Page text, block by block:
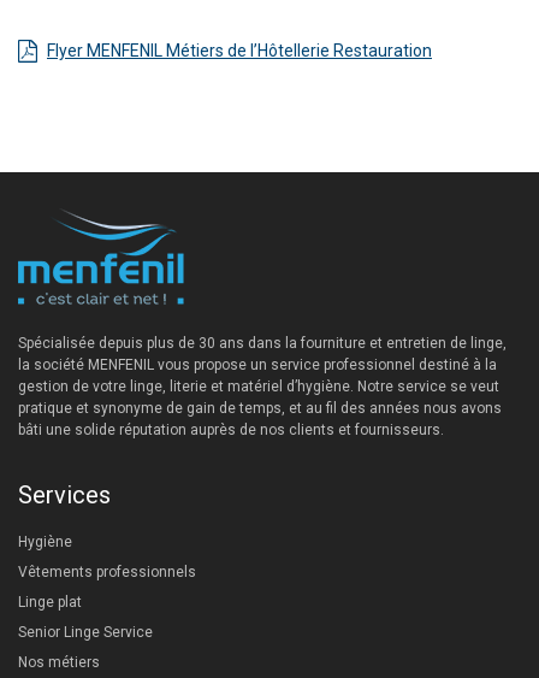
Flyer MENFENIL Métiers de l’Hôtellerie Restauration
Spécialisée depuis plus de 30 ans dans la fourniture et entretien de linge,
la société MENFENIL vous propose un service professionnel destiné à la
gestion de votre linge, literie et matériel d’hygiène. Notre service se veut
pratique et synonyme de gain de temps, et au fil des années nous avons
bâti une solide réputation auprès de nos clients et fournisseurs.
Services
Hygiène
Vêtements professionnels
Linge plat
Senior Linge Service
Nos métiers